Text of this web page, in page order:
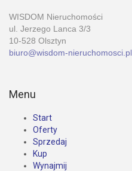
WISDOM Nieruchomości
ul. Jerzego Lanca 3/3
10-528 Olsztyn
biuro@wisdom-nieruchomosci.pl
Menu
Start
Oferty
Sprzedaj
Kup
Wynajmij